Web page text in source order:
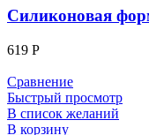
Силиконовая
619 Р
Сравнение
Быстрый просмотр
В список желаний
В корзину